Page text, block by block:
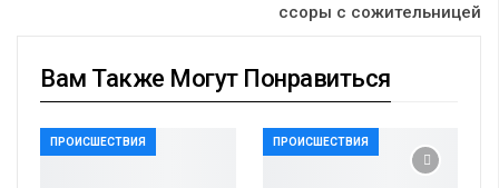
ссоры с сожительницей
Вам Также Могут Понравиться
ПРОИСШЕСТВИЯ ПРОИСШЕСТВИЯ